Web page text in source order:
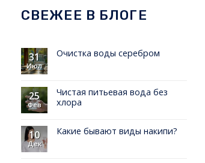
СВЕЖЕЕ В БЛОГЕ
31
Июл
Очистка воды серебром
25
Фев
Чистая питьевая вода без
хлора
10
Дек
Какие бывают виды накипи?